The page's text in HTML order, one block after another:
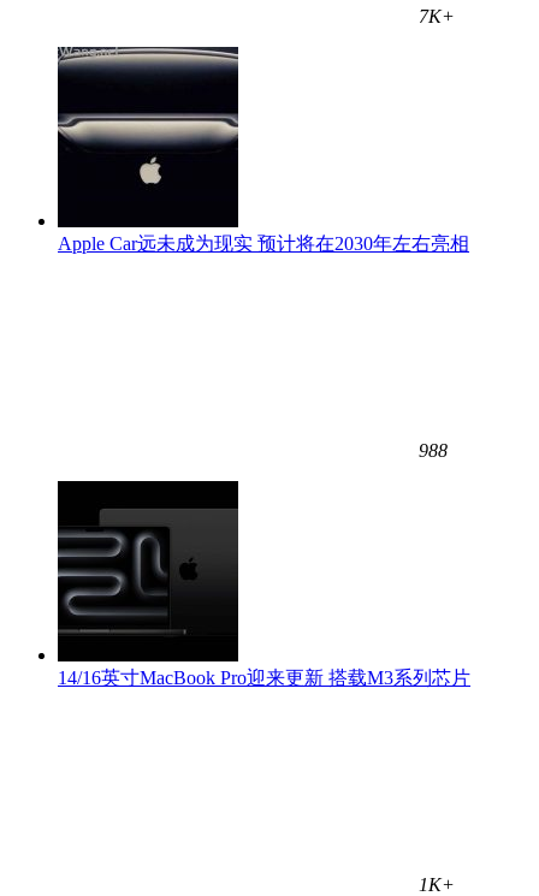
7K+
Apple Car远未成为现实 预计将在2030年左右亮相
988
14/16英寸MacBook Pro迎来更新 搭载M3系列芯片
1K+